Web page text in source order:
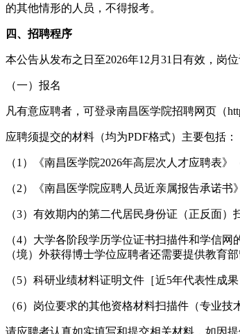
的其他情形的人员，不得报考。
四、招聘程序
本公告从发布之日至2026年12月31日有效，岗
（一）报名
凡有意应聘者，可登录南昌医学院招聘网页（
应聘须提交的材料（均为PDF格式）主要包括：
（1）《南昌医学院2026年高层次人才应聘表》
（2）《南昌医学院应聘人员近亲属报告承诺书
（3）有效期内的第二代居民身份证（正反面）
（4）大学各阶段学历学位证书扫描件和学信
（境）外获得博士学位应聘者还需要提供教育
（5）科研业绩材料证明文件［近5年代表性成
（6）岗位要求的其他资格材料扫描件（专业
请应聘者认真如实填写和提交相关材料，如因